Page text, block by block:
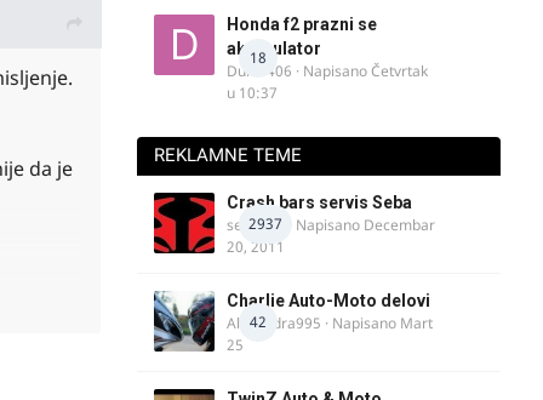
da je
18
Honda f2 prazni se
akomulator
Dule1406 · NapisanoČetvrtak
u 10:37
REKLAMNE TEME
2937
Crash bars servis Seba
seba011 · Napisano Decembar
20, 2011
42
Charlie Auto-Moto delovi
Alexandra995 · Napisano Mart
25